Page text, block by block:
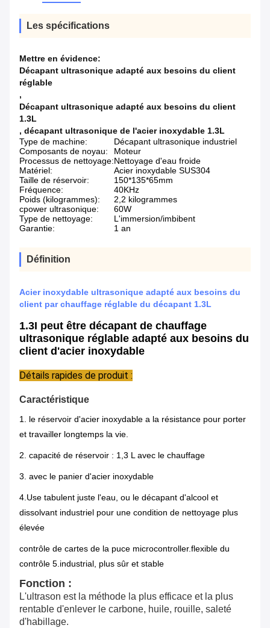
Les spécifications
Mettre en évidence:
Décapant ultrasonique adapté aux besoins du client
réglable
,
Décapant ultrasonique adapté aux besoins du client
1.3L
, décapant ultrasonique de l'acier inoxydable 1.3L
Type de machine:
Décapant ultrasonique industriel
Composants de noyau:
Moteur
Processus de nettoyage:Nettoyage d'eau froide
Matériel:
Acier inoxydable SUS304
Taille de réservoir:
150*135*65mm
Fréquence:
40KHz
Poids (kilogrammes):
2,2 kilogrammes
cpower ultrasonique:
60W
Type de nettoyage:
L'immersion/imbibent
Garantie:
1 an
Définition
Acier inoxydable ultrasonique adapté aux besoins du
client par chauffage réglable du décapant 1.3L
1.3I peut être décapant de chauffage
ultrasonique réglable adapté aux besoins du
client d'acier inoxydable
Détails rapides de produit :
Caractéristique
1. le réservoir d'acier inoxydable a la résistance pour porter
et travailler longtemps la vie.
2. capacité de réservoir : 1,3 L avec le chauffage
3. avec le panier d'acier inoxydable
4.Use tabulent juste l'eau, ou le décapant d'alcool et
dissolvant industriel pour une condition de nettoyage plus
élevée
contrôle de cartes de la puce microcontroller.flexible du
contrôle 5.industrial, plus sûr et stable
Fonction :
L'ultrason est la méthode la plus efficace et la plus
rentable d'enlever le carbone, huile, rouille, saleté
d'habillage.